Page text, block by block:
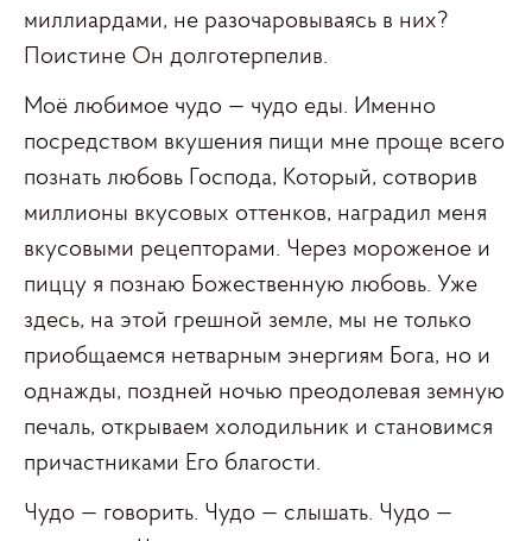
миллиардами, не разочаровываясь в них?
Поистине Он долготерпелив.
Моё любимое чудо — чудо еды. Именно
посредством вкушения пищи мне проще всего
познать любовь Господа, Который, сотворив
миллионы вкусовых оттенков, наградил меня
вкусовыми рецепторами. Через мороженое и
пиццу я познаю Божественную любовь. Уже
здесь, на этой грешной земле, мы не только
приобщаемся нетварным энергиям Бога, но и
однажды, поздней ночью преодолевая земную
печаль, открываем холодильник и становимся
причастниками Его благости.
Чудо — говорить. Чудо — слышать. Чудо —